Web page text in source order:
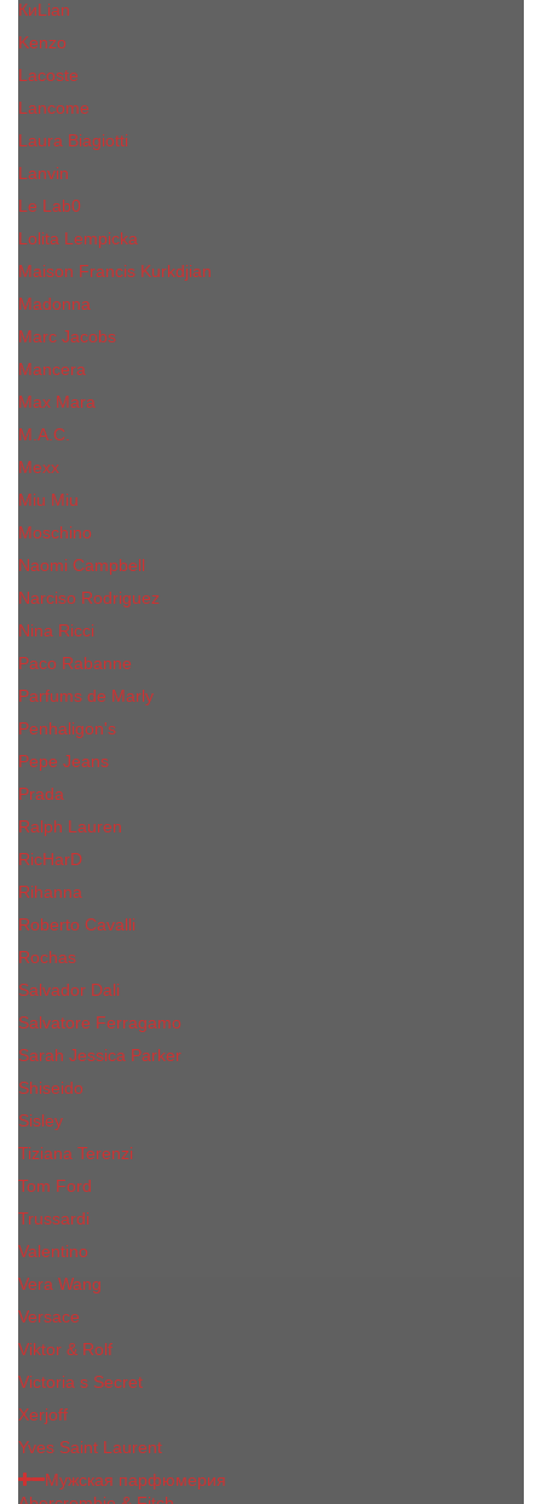
КиLian
Kenzo
Lacoste
Lancome
Laura Biagiotti
Lanvin
Lе Lab0
Lolita Lempicka
Maison Francis Kurkdjian
Madonna
Marc Jacobs
Mancera
Max Mara
M.А.C.
Mexx
Miu Miu
Mоsсhino
Naomi Campbell
Narciso Rodriguez
Nina Ricci
Paco Rabanne
Parfums de Marly
Penhaligon's
Pepe Jeans
Prada
Ralph Lauren
RicHarD
Rihanna
Roberto Cavalli
Rochas
Salvador Dali
Salvatore Ferragamo
Sarah Jessica Parker
Shiseido
Sisley
Tiziana Terenzi
Tom Ford
Trussardi
Valentino
Vera Wang
Versace
Viktor & Rolf
Victoria s Secret
Xerjoff
Yves Saint Laurent
Мужская парфюмерия